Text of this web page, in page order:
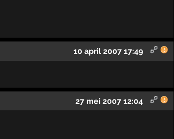
10 april 2007 17:49
27 mei 2007 12:04